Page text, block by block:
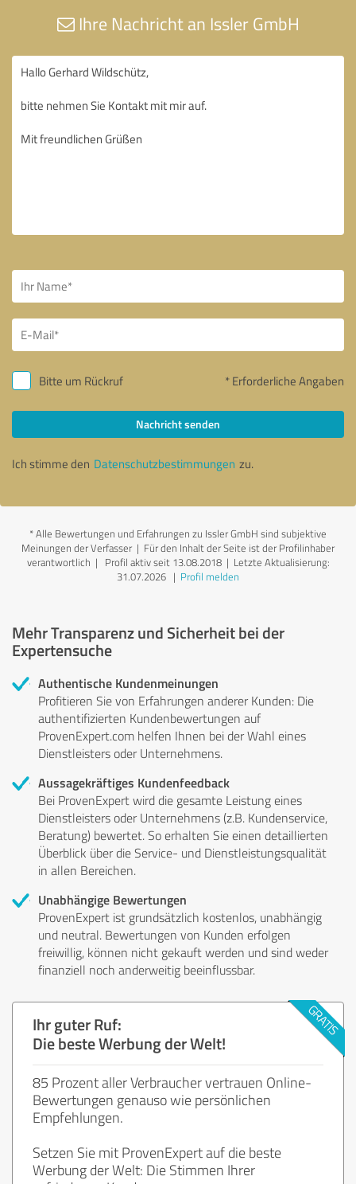
Ihre Nachricht an Issler GmbH
Bitte um Rückruf * Erforderliche Angaben
Nachricht senden
Ich stimme den Datenschutzbestimmungen zu.
*Alle Bewertungen und Erfahrungen zu Issler GmbH sind subjektive
Meinungen der Verfasser | Für den Inhalt der Seite ist der Profilinhaber
verantwortlich | Profil aktiv seit 13.08.2018 | Letzte Aktualisierung:
31.07.2026 | Profil melden
Mehr Transparenz und Sicherheit bei der
Expertensuche
Authentische Kundenmeinungen
Profitieren Sie von Erfahrungen anderer Kunden: Die
authentifizierten Kundenbewertungen auf
ProvenExpert.com helfen Ihnen bei der Wahl eines
Dienstleisters oder Unternehmens.
Aussagekräftiges Kundenfeedback
Bei ProvenExpert wird die gesamte Leistung eines
Dienstleisters oder Unternehmens (z.B. Kundenservice,
Beratung) bewertet. So erhalten Sie einen detaillierten
Überblick über die Service- und Dienstleistungsqualität
in allen Bereichen.
Unabhängige Bewertungen
ProvenExpert ist grundsätzlich kostenlos, unabhängig
und neutral. Bewertungen von Kunden erfolgen
freiwillig, können nicht gekauft werden und sind weder
finanziell noch anderweitig beeinflussbar.
Ihr guter Ruf:
Die beste Werbung der Welt!
85 Prozent aller Verbraucher vertrauen Online-
Bewertungen genauso wie persönlichen
Empfehlungen.
Setzen Sie mit ProvenExpert auf die beste
Werbung der Welt: Die Stimmen Ihrer